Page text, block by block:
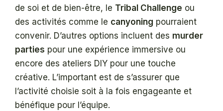
de soi et de bien-être, le Tribal Challenge ou
des activités comme le canyoning pourraient
convenir. D’autres options incluent des murder
parties pour une expérience immersive ou
encore des ateliers DIY pour une touche
créative. L’important est de s’assurer que
l’activité choisie soit à la fois engageante et
bénéfique pour l’équipe.